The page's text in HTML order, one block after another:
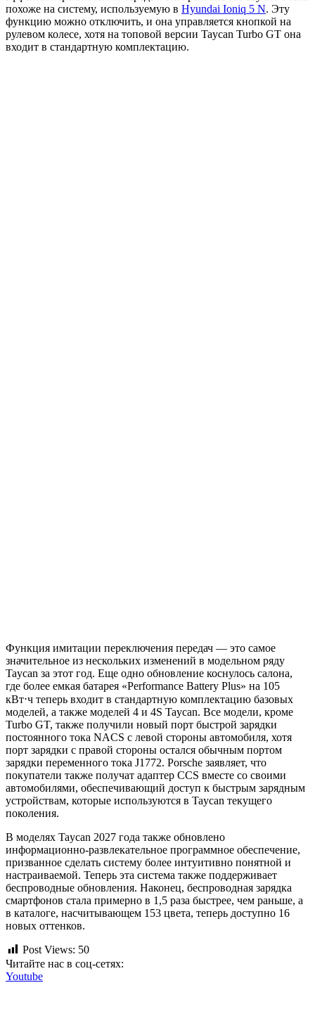
похоже на систему, используемую в Hyundai Ioniq 5 N. Эту
функцию можно отключить, и она управляется кнопкой на
рулевом колесе, хотя на топовой версии Taycan Turbo GT она
входит в стандартную комплектацию.
Функция имитации переключения передач — это самое
значительное из нескольких изменений в модельном ряду
Taycan за этот год. Еще одно обновление коснулось салона,
где более емкая батарея «Performance Battery Plus» на 105
кВт⋅ч теперь входит в стандартную комплектацию базовых
моделей, а также моделей 4 и 4S Taycan. Все модели, кроме
Turbo GT, также получили новый порт быстрой зарядки
постоянного тока NACS с левой стороны автомобиля, хотя
порт зарядки с правой стороны остался обычным портом
зарядки переменного тока J1772. Porsche заявляет, что
покупатели также получат адаптер CCS вместе со своими
автомобилями, обеспечивающий доступ к быстрым зарядным
устройствам, которые используются в Taycan текущего
поколения.
В моделях Taycan 2027 года также обновлено
информационно-развлекательное программное обеспечение,
призванное сделать систему более интуитивно понятной и
настраиваемой. Теперь эта система также поддерживает
беспроводные обновления. Наконец, беспроводная зарядка
смартфонов стала примерно в 1,5 раза быстрее, чем раньше, а
в каталоге, насчитывающем 153 цвета, теперь доступно 16
новых оттенков.
Post Views: 50
Читайте нас в соц-сетях:
Youtube